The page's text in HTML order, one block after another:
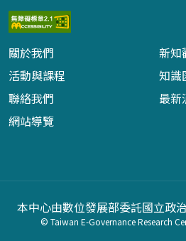
關於我們
新知
活動與課程
知識
聯絡我們
最新
網站導覽
本中心由數位發展部委託國立政
© Taiwan E-Governance Research